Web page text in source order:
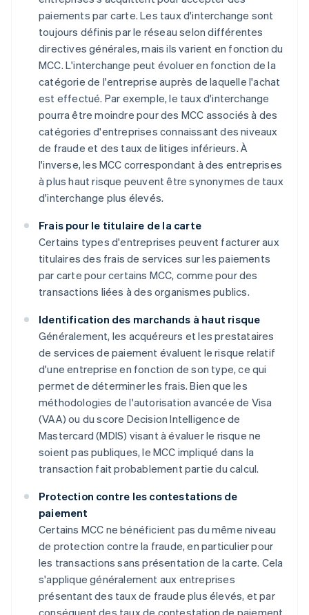
paiements par carte. Les taux d'interchange sont
toujours définis par le réseau selon différentes
directives générales, mais ils varient en fonction du
MCC. L'interchange peut évoluer en fonction de la
catégorie de l'entreprise auprès de laquelle l'achat
est effectué. Par exemple, le taux d'interchange
pourra être moindre pour des MCC associés à des
catégories d'entreprises connaissant des niveaux
de fraude et des taux de litiges inférieurs. À
l'inverse, les MCC correspondant à des entreprises
à plus haut risque peuvent être synonymes de taux
d'interchange plus élevés.
Frais pour le titulaire de la carte
Certains types d'entreprises peuvent facturer aux
titulaires des frais de services sur les paiements
par carte pour certains MCC, comme pour des
transactions liées à des organismes publics.
Identification des marchands à haut risque
Généralement, les acquéreurs et les prestataires
de services de paiement évaluent le risque relatif
d'une entreprise en fonction de son type, ce qui
permet de déterminer les frais. Bien que les
méthodologies de l'autorisation avancée de Visa
(VAA) ou du score Decision Intelligence de
Mastercard (MDIS) visant à évaluer le risque ne
soient pas publiques, le MCC impliqué dans la
transaction fait probablement partie du calcul.
Protection contre les contestations de
paiement
Certains MCC ne bénéficient pas du même niveau
de protection contre la fraude, en particulier pour
les transactions sans présentation de la carte. Cela
s'applique généralement aux entreprises
présentant des taux de fraude plus élevés, et par